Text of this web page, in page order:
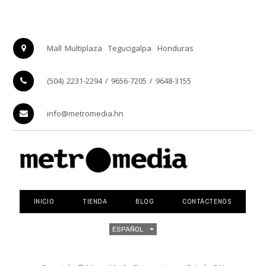
diseñado para caber en tu
Duradero y Seguro para
resistentes, este set de
ajedrez soporta los rigores
de los viajes y es seguro para
noches de juegos en familia.
estratégico y habilidades para
resolver problemas en cada
Mall Multiplaza Tegucigalpa Honduras
(504) 2231-2294 / 9656-7205 / 9648-3155
info@metromedia.hn
INICIO TIENDA BLOG CONTÁCTENOS
ESPAÑOL